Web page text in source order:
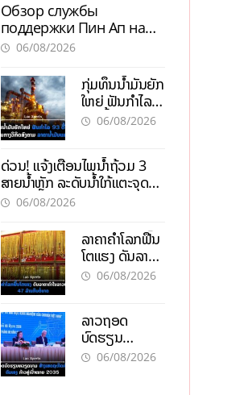
ລະບາດທົ່ວ
ປະເທດ
Обзор службы
поддержки Пин Ап на
официальном сайте с
информацией
06/08/2026
ກຸ່ມທຶນນ້ຳມັນຍັກ
ໃຫຍ່ ຟັນກຳໄລ
93 ຕື້ໂດລາ
ນໍ້າມັນແພງ
06/08/2026
ດ່ວນ! ແຈ້ງເຕືອນໄພນໍ້າຖ້ວມ 3
ສາຍນໍ້າຫຼັກ ລະດັບນໍ້າໃກ້ແຕະຈຸດ
ອັນຕະລາຍ
06/08/2026
ລາຄາຄຳໂລກຟື້ນ
ໂຕແຮງ ດັນລາຄາ
ຄຳໃນລາວທະລຸ
06/08/2026
ລາວຖອດ
ບົດຮຽນ
ຫວຽດນາມ ສ້າງ
06/08/2026